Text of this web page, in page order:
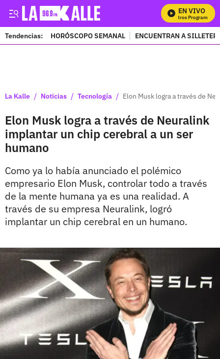
EN VIVO
Tendencias: HORÓSCOPO SEMANAL ENCUENTRAN A
La Kalle / Noticias / Tecnología / Elon Musk logra a través de
Elon Musk logra a través de Neuralink
implantar un chip cerebral a un ser
humano
Como ya lo había anunciado el polémico
empresario Elon Musk, controlar todo a través
de la mente humana ya es una realidad. A
través de su empresa Neuralink, logró
implantar un chip cerebral en un humano.